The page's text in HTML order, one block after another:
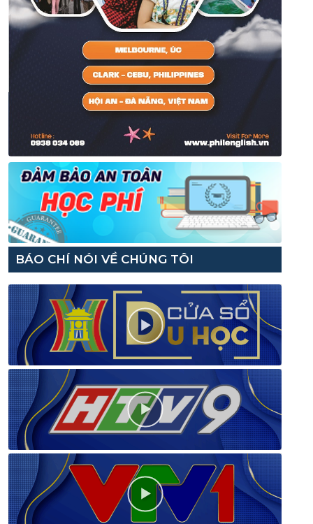
BÁO CHÍ NÓI VỀ CHÚNG TÔI